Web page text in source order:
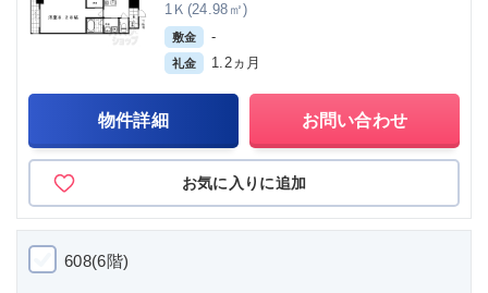
1Ｋ(24.98㎡)
敷金 -
礼金 1.2ヵ月
物件詳細 お問い合わせ
お気に入りに追加
608(6階)